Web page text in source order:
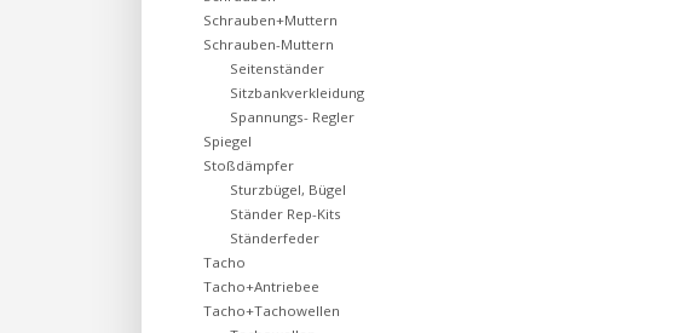
Schrauben+Muttern
Schrauben-Muttern
Seitenständer
Sitzbankverkleidung
Spannungs- Regler
Spiegel
Stoßdämpfer
Sturzbügel, Bügel
Ständer Rep-Kits
Ständerfeder
Tacho
Tacho+Antriebee
Tacho+Tachowellen